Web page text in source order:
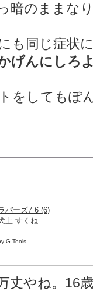
暗のままな
同じ症状
げんにしろ
をしてもぽ
バーズ7 6 (6)
上 すくね
G-Tools
やね。16